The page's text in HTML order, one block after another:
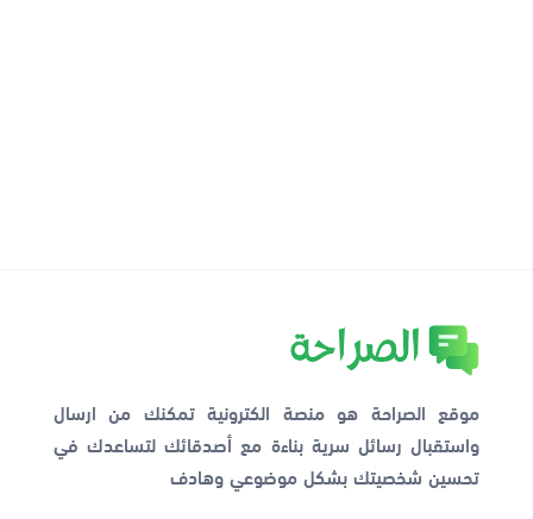
موقع الصراحة هو منصة الكترونية تمكنك من ارسال
واستقبال رسائل سرية بناءة مع أصدقائك لتساعدك في
تحسين شخصيتك بشكل موضوعي وهادف